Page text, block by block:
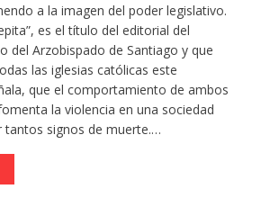
a la imagen del poder legislativo.
es el título del editorial del
del Arzobispado de Santiago y que
las iglesias católicas este
que el comportamiento de ambos
la violencia en una sociedad
tantos signos de muerte.…